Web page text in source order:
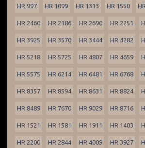
HR 997 HR 1099 HR 1313 HR 1550
HR 2460 HR 2186 HR 2690 HR 2251
HR 3925 HR 3570 HR 3444 HR 4282
HR 5218 HR 5725 HR 4807 HR 4659
HR 5575 HR 6214 HR 6481 HR 6768
HR 8357 HR 8594 HR 8631 HR 8824
HR 8489 HR 7670 HR 9029 HR 8716
HR 1521 HR 1581 HR 1911 HR 1403
HR 2200 HR 2844 HR 4009 HR 3927